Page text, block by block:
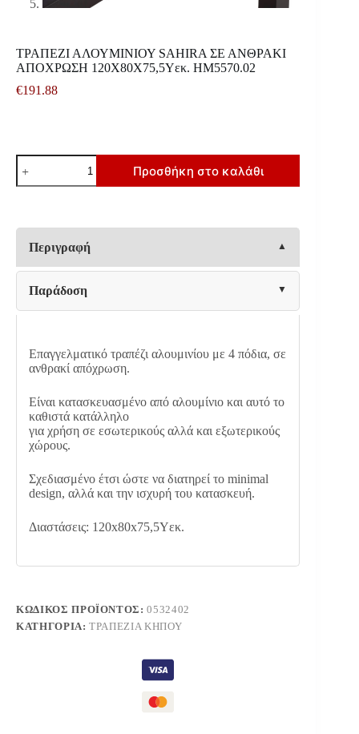
ΤΡΑΠΕΖΙ ΑΛΟΥΜΙΝΙΟΥ SAHIRA ΣΕ ΑΝΘΡΑΚΙ
ΑΠΟΧΡΩΣΗ 120Χ80X75,5Υεκ. HM5570.02
€191.88
ΤΡΑΠΕΖΙ
ΑΛΟΥΜΙΝΙΟΥ
SAHIRA
ΑΠΟΧΡΩΣΗ
120Χ80X75,5Υεκ.
HM5570.02
ποσότητα
Προσθήκη στο καλάθι
Περιγραφή
Παράδοση
Επαγγελματικό τραπέζι αλουμινίου με 4 πόδια, σε
ανθρακί απόχρωση.
Είναι κατασκευασμένο από αλουμίνιο και αυτό το
καθιστά κατάλληλο
για χρήση σε εσωτερικούς αλλά και εξωτερικούς
χώρους.
Σχεδιασμένο έτσι ώστε να διατηρεί το minimal
design, αλλά και την ισχυρή του κατασκευή.
Διαστάσεις: 120x80x75,5Υεκ.
ΚΩΔΙΚΌΣ ΠΡΟΪΌΝΤΟΣ:0532402
ΚΑΤΗΓΟΡΊΑ:ΤΡΑΠΈΖΙΑ ΚΉΠΟΥ